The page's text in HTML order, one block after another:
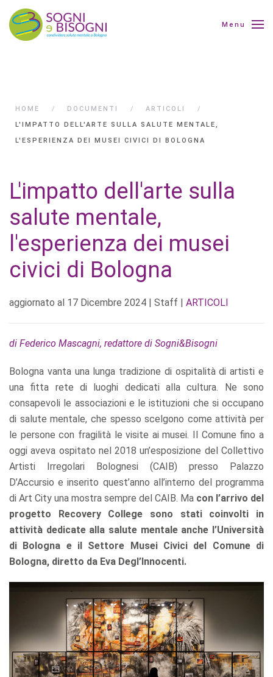
Menu
HOME DOCUMENTI
ARTICOLI
L'IMPATTO DELL'ARTE SULLA SALUTE MENTALE,
L'ESPERIENZA DEI MUSEI CIVICI DI BOLOGNA
L'impatto dell'arte sulla
salute mentale,
l'esperienza dei musei
civici di Bologna
aggiornato al 17 Dicembre 2024 | Staff | ARTICOLI
di Federico Mascagni, redattore di Sogni&Bisogni
Bologna vanta una lunga tradizione di ospitalità di artisti e
una fitta rete di luoghi dedicati alla cultura. Ne sono
consapevoli le associazioni e le istituzioni che si occupano
di salute mentale, che spesso scelgono come attività per
le persone con fragilità le visite ai musei. Il Comune fino a
oggi aveva ospitato nel 2018 un’esposizione del Collettivo
Artisti Irregolari Bolognesi (CAIB) presso Palazzo
D’Accursio e inserito quest’anno all’interno del programma
di Art City una mostra sempre del CAIB. Ma con l’arrivo del
progetto Recovery College sono stati coinvolti in
attività dedicate alla salute mentale anche l’Università
di Bologna e il Settore Musei Civici del Comune di
Bologna, diretto da Eva Degl’Innocenti.